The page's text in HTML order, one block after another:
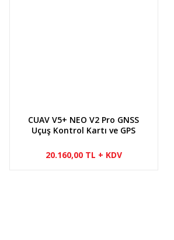
CUAV V5+ NEO V2 Pro GNSS
Uçuş Kontrol Kartı ve GPS
20.160,00 TL + KDV